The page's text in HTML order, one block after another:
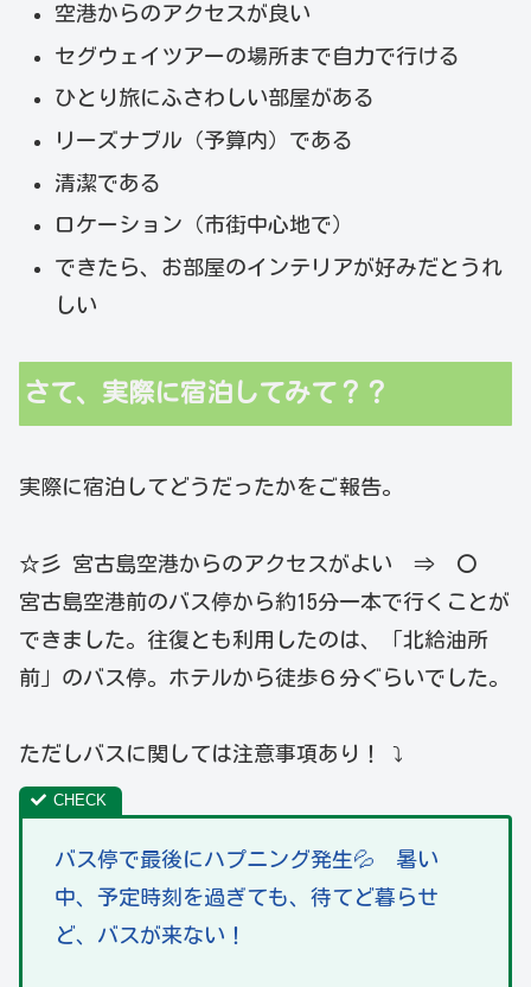
空港からのアクセスが良い
セグウェイツアーの場所まで自力で行ける
ひとり旅にふさわしい部屋がある
リーズナブル（予算内）である
清潔である
ロケーション（市街中心地で）
できたら、お部屋のインテリアが好みだとうれ
しい
さて、実際に宿泊してみて？？
実際に宿泊してどうだったかをご報告。
☆彡 宮古島空港からのアクセスがよい ⇒ 〇
宮古島空港前のバス停から約15分一本で行くことが
できました。往復とも利用したのは、「北給油所
前」のバス停。ホテルから徒歩６分ぐらいでした。
ただしバスに関しては注意事項あり！ ⤵
バス停で最後にハプニング発生💦 暑い
中、予定時刻を過ぎても、待てど暮らせ
ど、バスが来ない！